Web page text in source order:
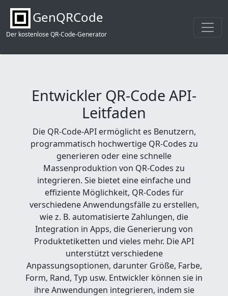
GenQRCode
Der kostenlose QR-Code-Generator
Entwickler QR-Code API-
Leitfaden
Die QR-Code-API ermöglicht es Benutzern,
programmatisch hochwertige QR-Codes zu
generieren oder eine schnelle
Massenproduktion von QR-Codes zu
integrieren. Sie bietet eine einfache und
effiziente Möglichkeit, QR-Codes für
verschiedene Anwendungsfälle zu erstellen,
wie z. B. automatisierte Zahlungen, die
Integration in Apps, die Generierung von
Produktetiketten und vieles mehr. Die API
unterstützt verschiedene
Anpassungsoptionen, darunter Größe, Farbe,
Form, Rand, Typ usw. Entwickler können sie in
ihre Anwendungen integrieren, indem sie